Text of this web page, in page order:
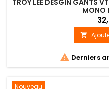
TROY LEE DESGIN GANTS
MONO

 Derniers
Nouveau